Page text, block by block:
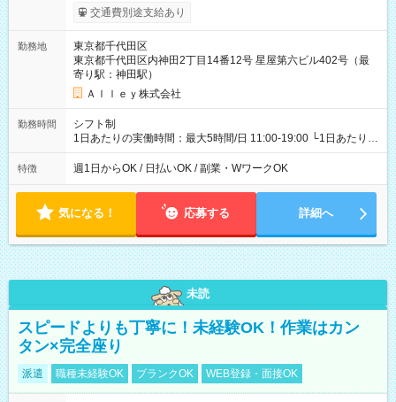
給与は本採用時と同じです。
交通費別途支給あり
勤務地
東京都千代田区
東京都千代田区内神田2丁目14番12号 星屋第六ビル402号（最
寄り駅：神田駅）
Ａｌｌｅｙ株式会社
勤務時間
シフト制
1日あたりの実働時間：最大5時間/日 11:00-19:00 └1日あたりの
実働時間：1-5時間 └上記の時間帯内であれば、いつでも勤務可
能！ └平日・土曜日の中で、お好きな曜日でご勤務いただけま
18:00 などのように、自由な働き方が可能なお仕事です！
特徴 週1日からOK / 日払いOK / 副業・WワークOK
気になる！ 応募する 詳細へ
未読
スピードよりも丁寧に！未経験OK！作業はカン
タン×完全座り
派遣 職種未経験OK ブランクOK WEB登録・面接OK